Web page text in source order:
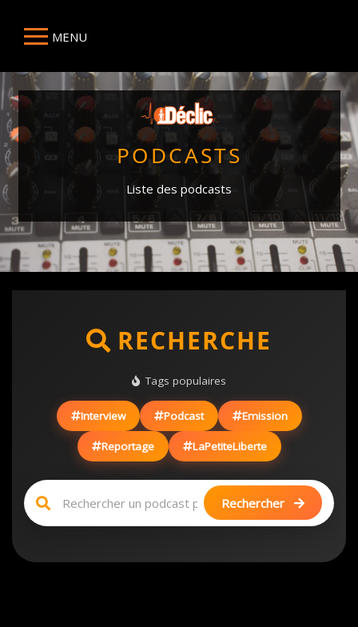
MENU
PODCASTS
Liste des podcasts
RECHERCHE
Tags populaires
Interview Podcast Emission
Reportage LaPetiteLiberte
Rechercher